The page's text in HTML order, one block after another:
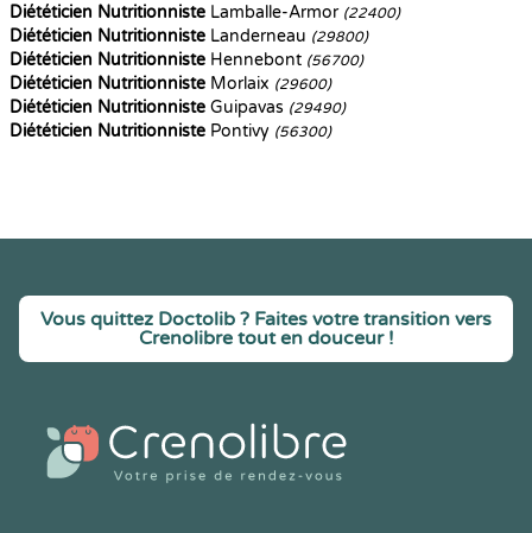
Diététicien Nutritionniste Lamballe-Armor (22400)
Diététicien Nutritionniste Landerneau (29800)
Diététicien Nutritionniste Hennebont (56700)
Diététicien Nutritionniste Morlaix (29600)
Diététicien Nutritionniste Guipavas (29490)
Diététicien Nutritionniste Pontivy (56300)
Vous quittez Doctolib ? Faites votre transition vers
Crenolibre tout en douceur !